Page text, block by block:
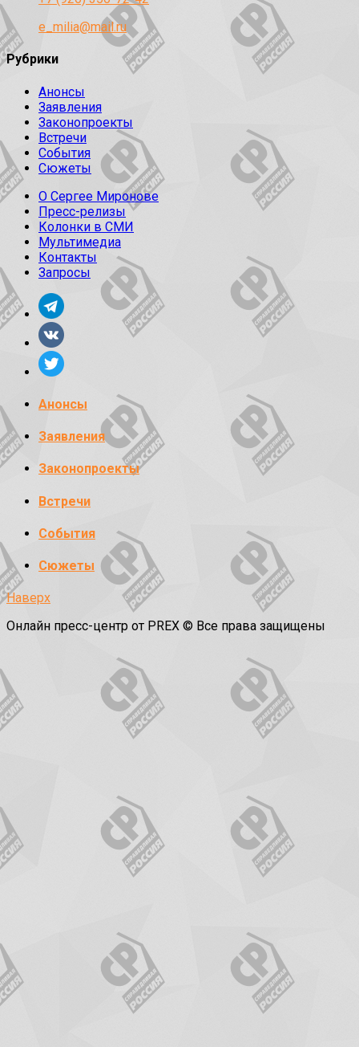
e_milia@mail.ru
Рубрики
Анонсы
Заявления
Законопроекты
Встречи
События
Сюжеты
О Сергее Миронове
Пресс-релизы
Колонки в СМИ
Мультимедиа
Контакты
Запросы
Анонсы
Заявления
Законопроекты
Встречи
События
Сюжеты
Наверх
Онлайн пресс-центр от PREX © Все права защищены